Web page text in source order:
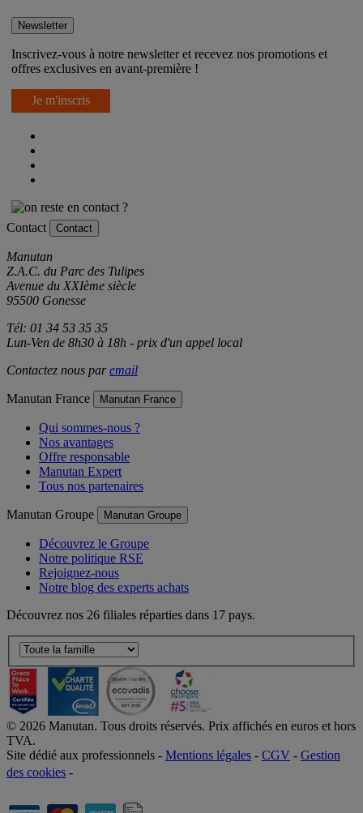
Newsletter
Inscrivez-vous à notre newsletter et recevez nos promotions et
offres exclusives en avant-première !
Je m'inscris
Contact Contact
Manutan
Z.A.C. du Parc des Tulipes
Avenue du XXIème siècle
95500 Gonesse
Tél: 01 34 53 35 35
Lun-Ven de 8h30 à 18h - prix d'un appel local
Contactez nous paremail
Manutan France Manutan France
Qui sommes-nous ?
Nos avantages
Offre responsable
Manutan Expert
Tous nos partenaires
Manutan Groupe Manutan Groupe
Découvrez le Groupe
Notre politique RSE
Rejoignez-nous
Notre blog des experts achats
Découvrez nos 26 filiales réparties dans 17 pays.
© 2026 Manutan. Tous droits réservés. Prix affichés en euros et hors
TVA.
Site dédié aux professionnels - Mentions légales - CGV - Gestion
des cookies -